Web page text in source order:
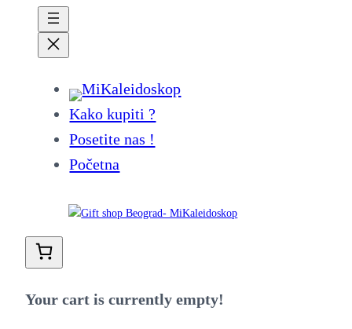
Kako kupiti ?
Posetite nas !
Početna
Your cart is currently empty!